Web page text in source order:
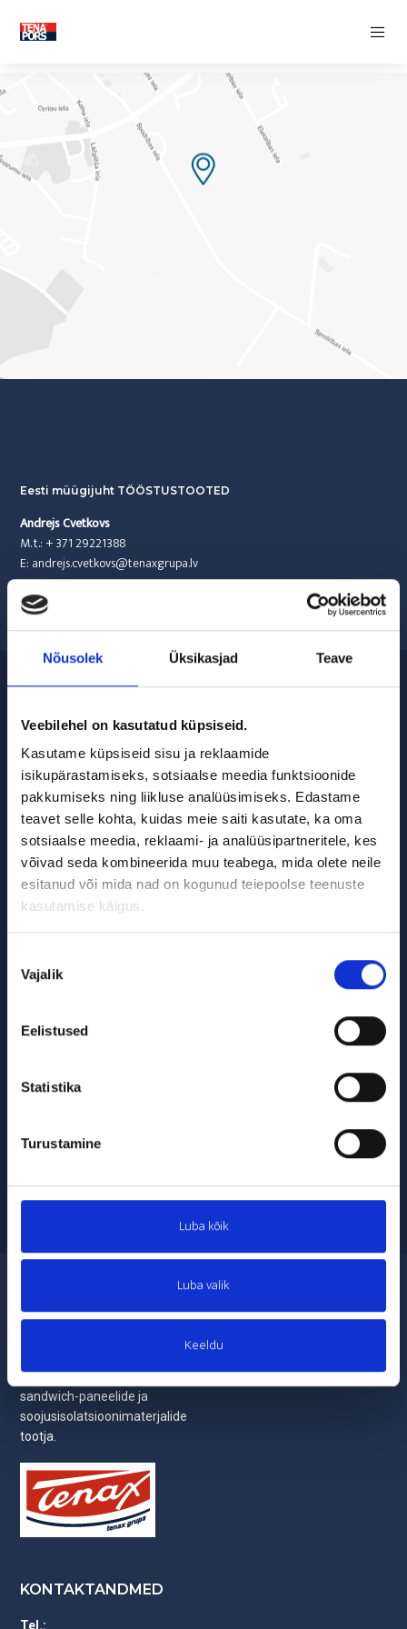
Nõusolek Üksikasjad Teave
Veebilehel on kasutatud küpsiseid.
Kasutame küpsiseid sisu ja reklaamide
isikupärastamiseks, sotsiaalse meedia funktsioonide
pakkumiseks ning liikluse analüüsimiseks. Edastame
teavet selle kohta, kuidas meie saiti kasutate, ka oma
sotsiaalse meedia, reklaami- ja analüüsipartneritele, kes
võivad seda kombineerida muu teabega, mida olete neile
esitanud või mida nad on kogunud teiepoolse teenuste
kasutamise käigus.
valik
Vajalik
Eelistused
Statistika
Turustamine
Luba kõik
Luba valik
Keeldu
Isolatsioon kest
Vundamendi soojusisolatsioon
Põrandasoojustus
Seinasoojustus
Katuse soojustamine
FASSAADI DEKORATIIVSED ELEMENDID
Eesti müügijuht TÖÖSTUSTOOTED
Andrejs Cvetkovs
M. t.: + 371 29221388
E: andrejs.cvetkovs@tenaxgrupa.lv
T: +371 63720901
F:+371 63724371
E:tenapors@tenaxgrupa.lv
REKVISIIDID
Osaühing TENAPORS
Reg-kood: 48503013798
Juriidiline aadress:Spodrības iela 1, Dobele,
Dobele piirkond, LV-3701, Läti
Pank: AS SWEDBANK
Kood: HABALV22
Konto nr: LV61UNLA0050011427129
Pank: Luminor bank AS
Konto nr: LV57RIKO0000082532499
TENAPORS) on asutatud
Baltimaade suurim
sandwich-paneelide ja
soojusisolatsioonimaterjalide
tootja.
Meist
KONTAKTANDMED
Tel.: